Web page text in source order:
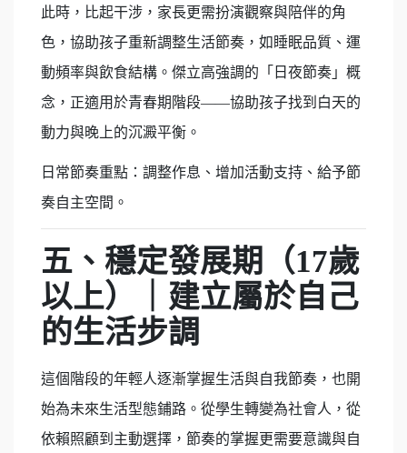
此時，比起干涉，家長更需扮演觀察與陪伴的角
色，協助孩子重新調整生活節奏，如睡眠品質、運
動頻率與飲食結構。傑立高強調的「日夜節奏」概
念，正適用於青春期階段——協助孩子找到白天的
動力與晚上的沉澱平衡。
日常節奏重點：調整作息、增加活動支持、給予節
奏自主空間。
五、穩定發展期（17歲
以上）｜建立屬於自己
的生活步調
這個階段的年輕人逐漸掌握生活與自我節奏，也開
始為未來生活型態鋪路。從學生轉變為社會人，從
依賴照顧到主動選擇，節奏的掌握更需要意識與自